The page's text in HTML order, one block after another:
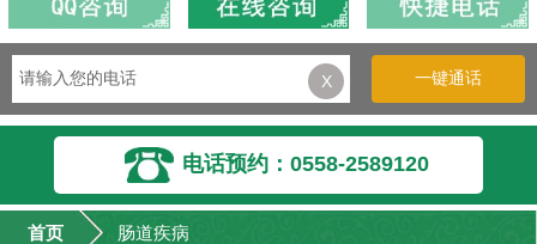
X 一键通话
电话预约：0558-2589120
首页 肠道疾病